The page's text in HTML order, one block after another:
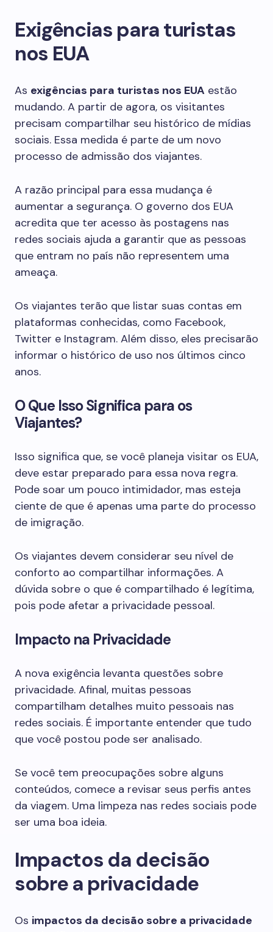
Exigências para turistas
nos EUA
As exigências para turistas nos EUA estão
mudando. A partir de agora, os visitantes
precisam compartilhar seu histórico de mídias
sociais. Essa medida é parte de um novo
processo de admissão dos viajantes.
A razão principal para essa mudança é
aumentar a segurança. O governo dos EUA
acredita que ter acesso às postagens nas
redes sociais ajuda a garantir que as pessoas
que entram no país não representem uma
ameaça.
Os viajantes terão que listar suas contas em
plataformas conhecidas, como Facebook,
Twitter e Instagram. Além disso, eles precisarão
informar o histórico de uso nos últimos cinco
anos.
O Que Isso Significa para os
Viajantes?
Isso significa que, se você planeja visitar os EUA,
deve estar preparado para essa nova regra.
Pode soar um pouco intimidador, mas esteja
ciente de que é apenas uma parte do processo
de imigração.
Os viajantes devem considerar seu nível de
conforto ao compartilhar informações. A
dúvida sobre o que é compartilhado é legítima,
pois pode afetar a privacidade pessoal.
Impacto na Privacidade
A nova exigência levanta questões sobre
privacidade. Afinal, muitas pessoas
compartilham detalhes muito pessoais nas
redes sociais. É importante entender que tudo
que você postou pode ser analisado.
Se você tem preocupações sobre alguns
conteúdos, comece a revisar seus perfis antes
da viagem. Uma limpeza nas redes sociais pode
ser uma boa ideia.
Impactos da decisão
sobre a privacidade
Os impactos da decisão sobre a privacidade